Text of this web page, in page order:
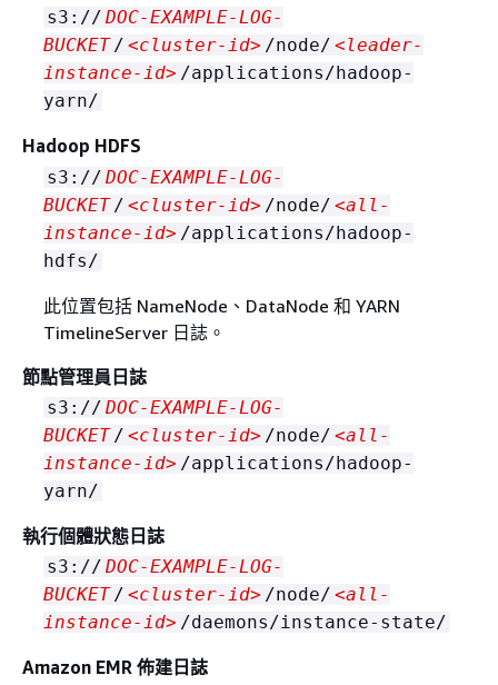
s3:// DOC-EXAMPLE-LOG-
BUCKET / <cluster-id> /node/ <leader-
instance-id> /applications/hadoop-
yarn/
Hadoop HDFS
s3:// DOC-EXAMPLE-LOG-
BUCKET / <cluster-id> /node/ <all-
instance-id> /applications/hadoop-
hdfs/
此位置包括 NameNode、DataNode 和 YARN
TimelineServer 日誌。
節點管理員日誌
s3:// DOC-EXAMPLE-LOG-
BUCKET / <cluster-id> /node/ <all-
instance-id> /applications/hadoop-
yarn/
執行個體狀態日誌
s3:// DOC-EXAMPLE-LOG-
BUCKET / <cluster-id> /node/ <all-
instance-id> /daemons/instance-state/
Amazon EMR 佈建日誌